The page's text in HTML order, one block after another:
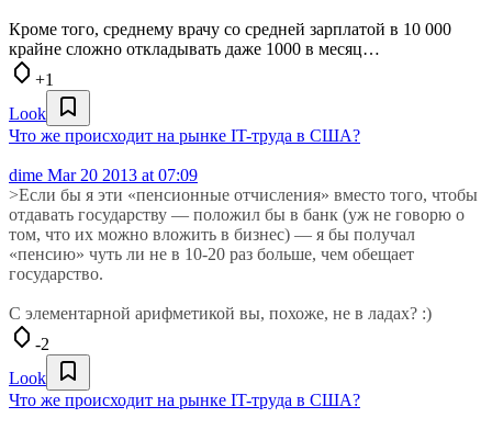
Кроме того, среднему врачу со средней зарплатой в 10 000
крайне сложно откладывать даже 1000 в месяц…
+1
Look
Что же происходит на рынке IT-труда в США?
dime Mar 20 2013 at 07:09
>Если бы я эти «пенсионные отчисления» вместо того, чтобы
отдавать государству — положил бы в банк (уж не говорю о
том, что их можно вложить в бизнес) — я бы получал
«пенсию» чуть ли не в 10-20 раз больше, чем обещает
государство.
С элементарной арифметикой вы, похоже, не в ладах? :)
-2
Look
Что же происходит на рынке IT-труда в США?